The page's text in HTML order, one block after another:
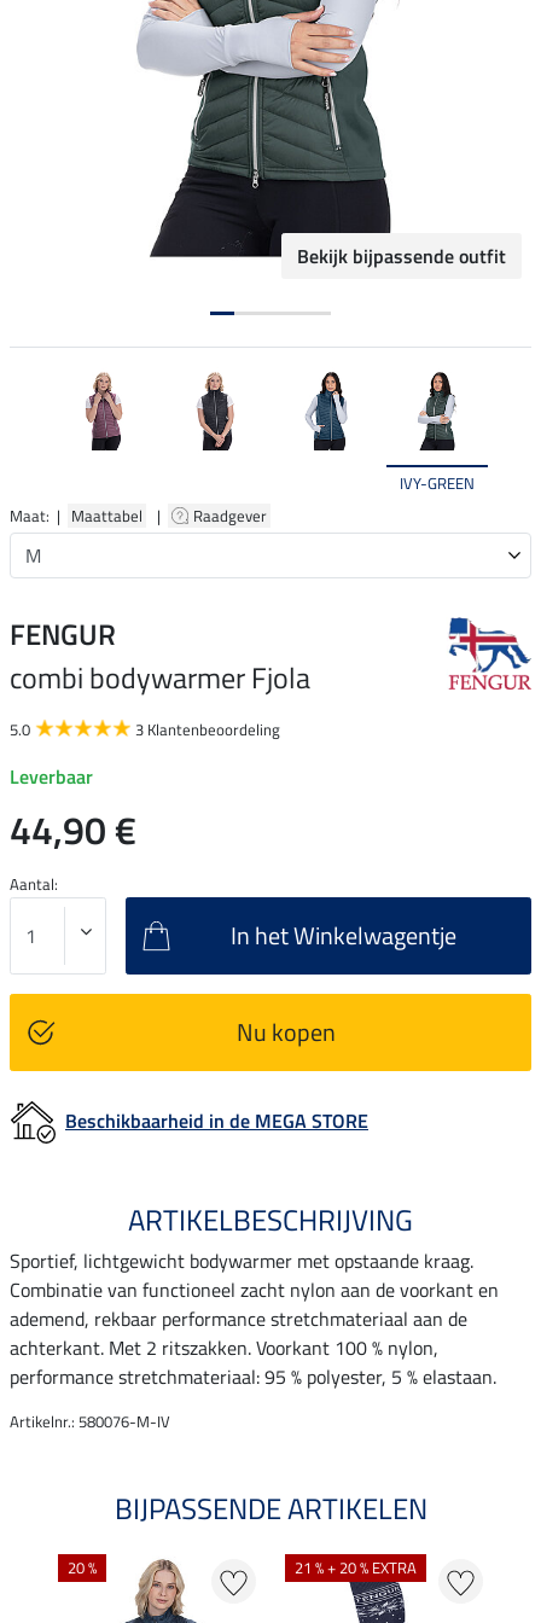
Bekijk bijpassende outfit
IVY-GREEN
Maat: | Maattabel | Raadgever
FENGUR
combi bodywarmer Fjola
5.0 3 Klantenbeoordeling
Leverbaar
44,90 €
Aantal:
In het Winkelwagentje
Nu kopen
Beschikbaarheid in de MEGA STORE
ARTIKELBESCHRIJVING
Sportief, lichtgewicht bodywarmer met opstaande kraag.
Combinatie van functioneel zacht nylon aan de voorkant en
ademend, rekbaar performance stretchmateriaal aan de
achterkant. Met 2 ritszakken. Voorkant 100 % nylon,
performance stretchmateriaal: 95 % polyester, 5 % elastaan.
Artikelnr.: 580076-M-IV
BIJPASSENDE ARTIKELEN
20 % 21 % + 20 % EXTRA